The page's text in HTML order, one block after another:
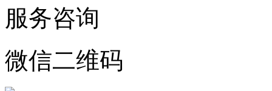
服务咨询
微信二维码